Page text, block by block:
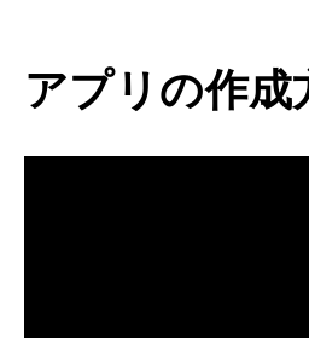
アプリの作成